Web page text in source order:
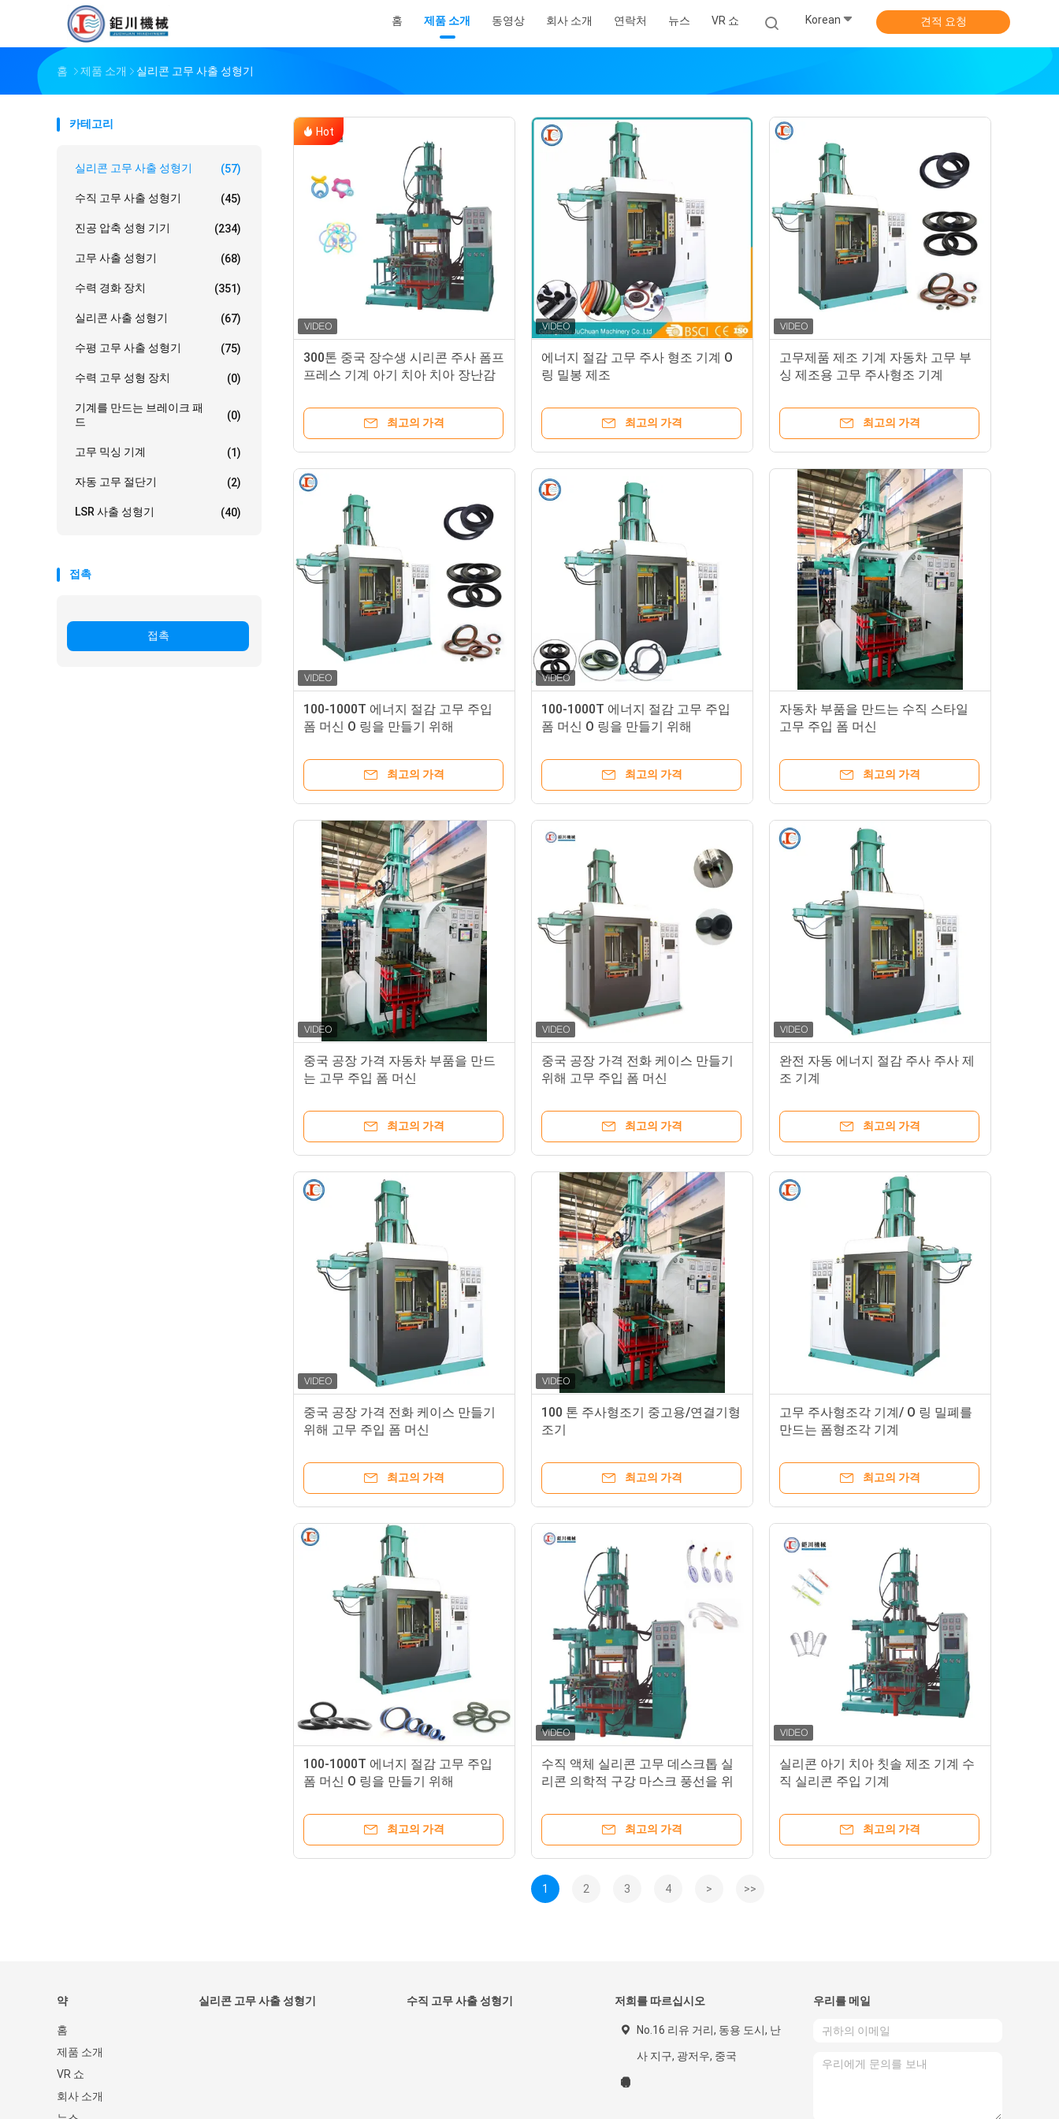
홈 제품 소개 동영상 회사 소개 연락처 뉴스 VR 쇼 Korean 견적 요청
홈 제품 소개 실리콘 고무 사출 성형기
카테고리
실리콘 고무 사출 성형기 (57)
수직 고무 사출 성형기 (45)
진공 압축 성형 기기 (234)
고무 사출 성형기 (68)
수력 경화 장치 (351)
실리콘 사출 성형기 (67)
수평 고무 사출 성형기 (75)
수력 고무 성형 장치 (0)
기계를 만드는 브레이크 패
드
(0)
고무 믹싱 기계 (1)
자동 고무 절단기 (2)
LSR 사출 성형기 (40)
접촉
접촉
Hot
300톤 중국 장수생 시리콘 주사 폼프
프레스 기계 아기 치아 치아 장난감
최고의 가격
에너지 절감 고무 주사 형조 기계 O
링 밀봉 제조
최고의 가격
고무제품 제조 기계 자동차 고무 부
싱 제조용 고무 주사형조 기계
최고의 가격
100-1000T 에너지 절감 고무 주입
폼 머신 O 링을 만들기 위해
최고의 가격
100-1000T 에너지 절감 고무 주입
폼 머신 O 링을 만들기 위해
최고의 가격
자동차 부품을 만드는 수직 스타일
고무 주입 폼 머신
최고의 가격
중국 공장 가격 자동차 부품을 만드
는 고무 주입 폼 머신
최고의 가격
중국 공장 가격 전화 케이스 만들기
위해 고무 주입 폼 머신
최고의 가격
완전 자동 에너지 절감 주사 주사 제
조 기계
최고의 가격
중국 공장 가격 전화 케이스 만들기
위해 고무 주입 폼 머신
최고의 가격
100 톤 주사형조기 중고용/연결기형
조기
최고의 가격
고무 주사형조각 기계/ O 링 밀폐를
만드는 폼형조각 기계
최고의 가격
100-1000T 에너지 절감 고무 주입
폼 머신 O 링을 만들기 위해
최고의 가격
수직 액체 실리콘 고무 데스크톱 실
리콘 의학적 구강 마스크 풍선을 위
최고의 가격
실리콘 아기 치아 칫솔 제조 기계 수
직 실리콘 주입 기계
최고의 가격
1 2 3 4 > >>
약
홈
제품 소개
VR 쇼
회사 소개
실리콘 고무 사출 성형기 수직 고무 사출 성형기 저희를 따르십시오
No.16 리유 거리, 동용 도시, 난
사 지구, 광저우, 중국
우리를 메일